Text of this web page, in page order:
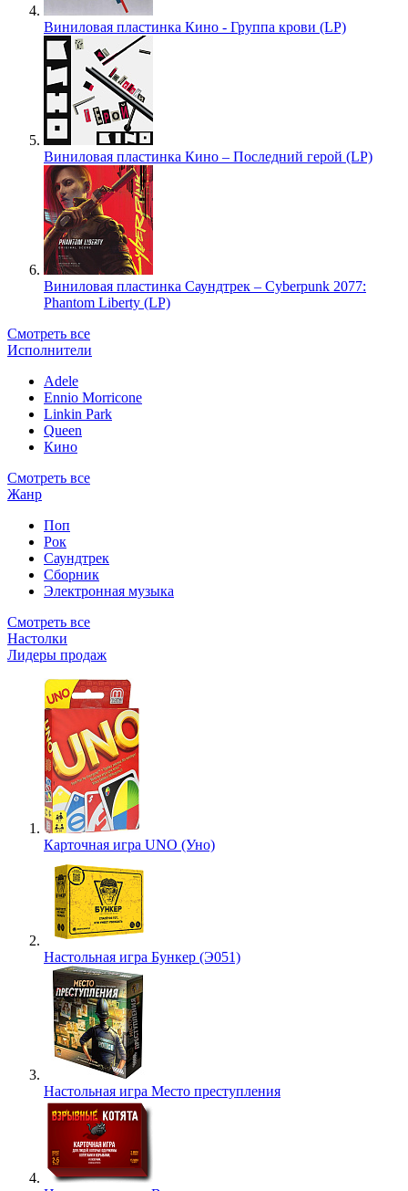
Виниловая пластинка Кино - Группа крови (LP)
Виниловая пластинка Кино – Последний герой (LP)
Виниловая пластинка Саундтрек – Cyberpunk 2077:
Phantom Liberty (LP)
Смотреть все
Исполнители
Adele
Ennio Morricone
Linkin Park
Queen
Кино
Смотреть все
Жанр
Поп
Рок
Саундтрек
Сборник
Электронная музыка
Смотреть все
Настолки
Лидеры продаж
Карточная игра UNO (Уно)
Настольная игра Бункер (Э051)
Настольная игра Место преступления